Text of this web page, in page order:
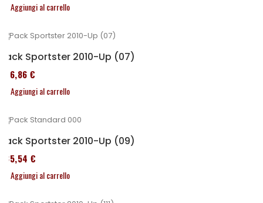
Aggiungi al carrello
Pack Sportster 2010-Up (07)
276,86 €
Aggiungi al carrello
Pack Sportster 2010-Up (09)
235,54 €
Aggiungi al carrello